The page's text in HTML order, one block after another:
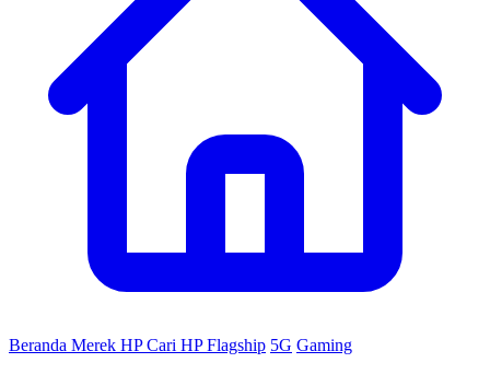
Beranda Merek HPCari HPFlagship 5G Gaming